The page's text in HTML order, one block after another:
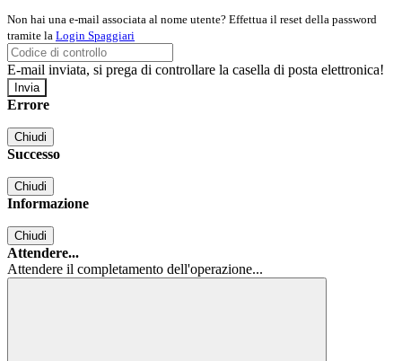
Non hai una e-mail associata al nome utente? Effettua il reset della password
tramite la Login Spaggiari
E-mail inviata, si prega di controllare la casella di posta elettronica!
Errore
Chiudi
Successo
Chiudi
Informazione
Chiudi
Attendere...
Attendere il completamento dell'operazione...